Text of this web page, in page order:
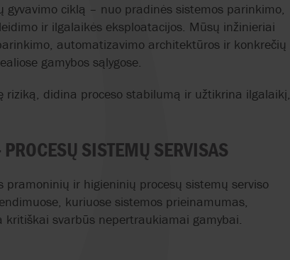
ciklą – nuo pradinės sistemos parinkimo,
ir ilgalaikės eksploatacijos. Mūsų inžinieriai
automatizavimo architektūros ir konkrečių
gamybos sąlygose.
didina proceso stabilumą ir užtikrina ilgalaikį,
SISTEMŲ SERVISAS
pramoninių ir higieninių procesų sistemų serviso
kuriuose sistemos prieinamumas,
svarbūs nepertraukiamai gamybai.